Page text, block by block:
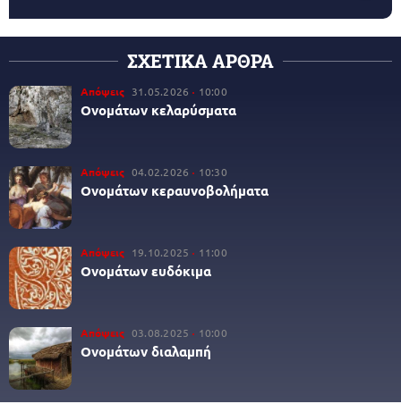
ΣΧΕΤΙΚΑ ΑΡΘΡΑ
Απόψεις 31.05.2026 10:00
Ονομάτων κελαρύσματα
Απόψεις 04.02.2026 10:30
Ονομάτων κεραυνοβολήματα
Απόψεις 19.10.2025 11:00
Ονομάτων ευδόκιμα
Απόψεις 03.08.2025 10:00
Ονομάτων διαλαμπή